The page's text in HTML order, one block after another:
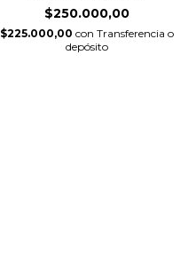
$250.000,00
$225.000,00 con Transferencia o
depósito